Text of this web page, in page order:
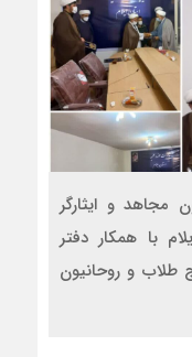
مجاهد و ایثارگر
با همکار دفتر
طلاب و روحانیون